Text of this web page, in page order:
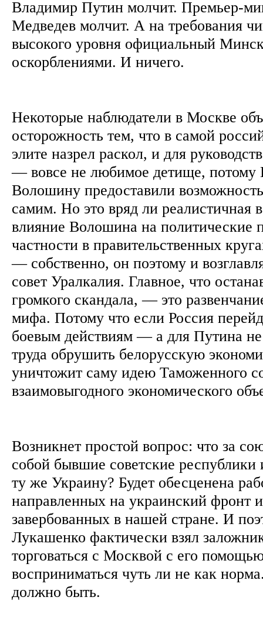
Владимир Путин молчит. Премьер-
Медведев молчит. А на требования
высокого уровня официальный Минск
оскорблениями. И ничего.
Некоторые наблюдатели в Москве
осторожность тем, что в самой
элите назрел раскол, и для
— вовсе не любимое детище, потому
Волошину предоставили
самим. Но это вряд ли реалистичная
влияние Волошина на политические
частности в правительственных
— собственно, он поэтому и
совет Уралкалия. Главное, что
громкого скандала, — это
мифа. Потому что если Россия
боевым действиям — а для Путина не
труда обрушить белорусскую
уничтожит саму идею Таможенного
взаимовыгодного экономического
Возникнет простой вопрос: что за
собой бывшие советские республики
ту же Украину? Будет обесценена
направленных на украинский фронт
завербованных в нашей стране. И
Лукашенко фактически взял
торговаться с Москвой с его
восприниматься чуть ли не как
должно быть.